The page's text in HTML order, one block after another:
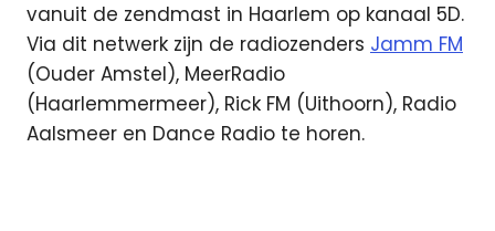
vanuit de zendmast in Haarlem op kanaal 5D.
Via dit netwerk zijn de radiozenders Jamm FM
(Ouder Amstel), MeerRadio
(Haarlemmermeer), Rick FM (Uithoorn), Radio
Aalsmeer en Dance Radio te horen.